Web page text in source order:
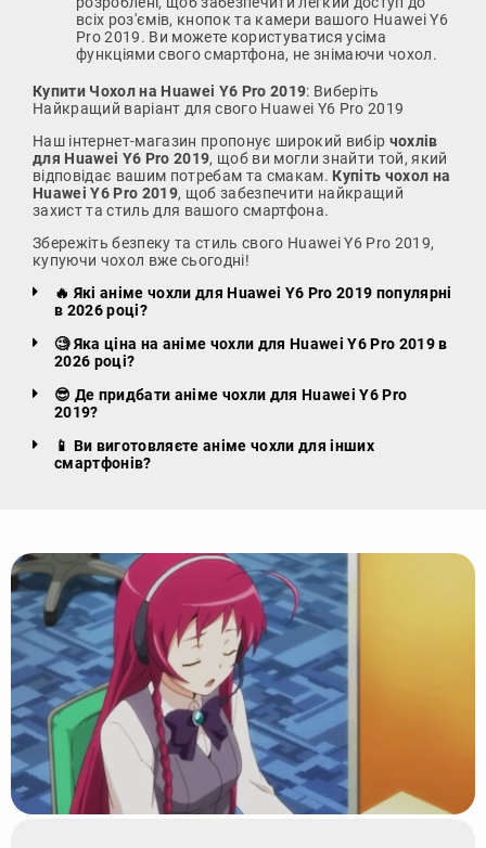
всіх роз'ємів, кнопок та камери вашого Huawei Y6
Pro 2019. Ви можете користуватися усіма
функціями свого смартфона, не знімаючи чохол.
Купити Чохол на Huawei Y6 Pro 2019: Виберіть
Найкращий варіант для свого Huawei Y6 Pro 2019
Наш інтернет-магазин пропонує широкий вибір чохлів
для Huawei Y6 Pro 2019, щоб ви могли знайти той, який
відповідає вашим потребам та смакам. Купіть чохол на
Huawei Y6 Pro 2019, щоб забезпечити найкращий
захист та стиль для вашого смартфона.
Збережіть безпеку та стиль свого Huawei Y6 Pro 2019,
купуючи чохол вже сьогодні!
🔥 Які аніме чохли для Huawei Y6 Pro 2019 популярні
в 2026 році?
🧐 Яка ціна на аніме чохли для Huawei Y6 Pro 2019 в
2026 році?
😎 Де придбати аніме чохли для Huawei Y6 Pro
2019?
📱 Ви виготовляєте аніме чохли для інших
смартфонів?